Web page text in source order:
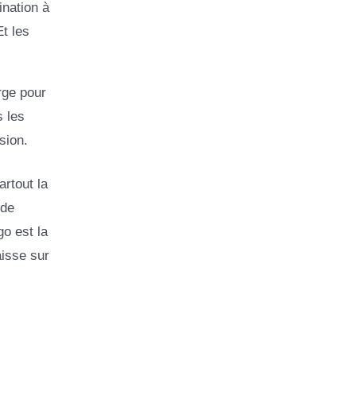
à
les
pour
les
la
est la
sur